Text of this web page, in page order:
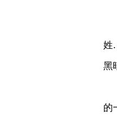
姓
黑
的